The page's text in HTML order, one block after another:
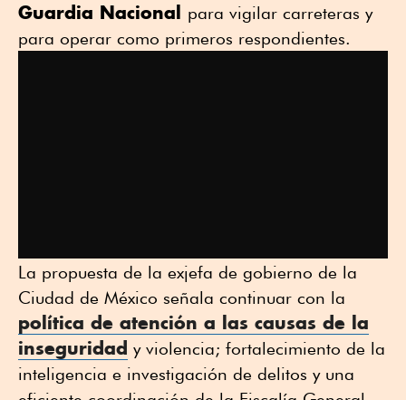
Guardia Nacional para vigilar carreteras y
para operar como primeros respondientes.
La propuesta de la exjefa de gobierno de la
Ciudad de México señala continuar con la
política de atención a las causas de la
inseguridad y violencia; fortalecimiento de la
inteligencia e investigación de delitos y una